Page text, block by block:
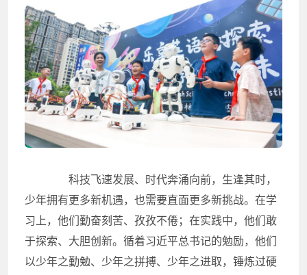
科技飞速发展、时代奔涌向前，生逢其时，
少年拥有更多新机遇，也需要直面更多新挑战。在学
习上，他们勤奋刻苦、孜孜不倦；在实践中，他们敢
于探索、大胆创新。循着习近平总书记的勉励，他们
以少年之勤勉、少年之拼搏、少年之进取，锤炼过硬